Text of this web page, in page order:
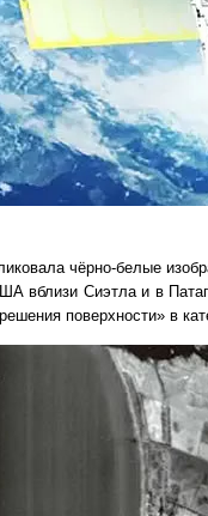
чёрно-белые
вблизи Сиэтла и в
поверхности» в